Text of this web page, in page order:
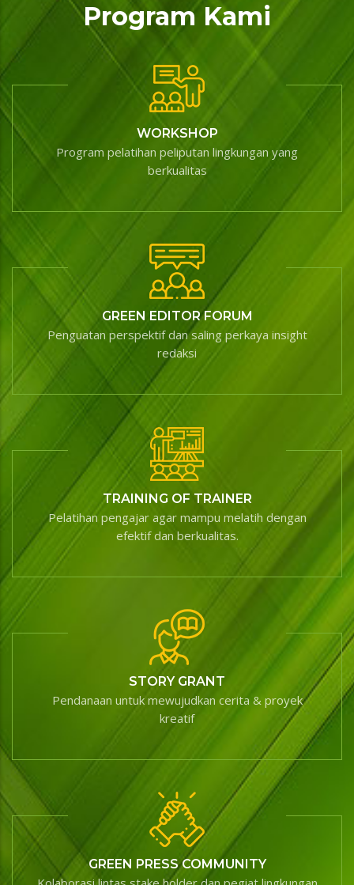
Program Kami
WORKSHOP
Program pelatihan peliputan lingkungan yang
berkualitas
GREEN EDITOR FORUM
Penguatan perspektif dan saling perkaya insight
redaksi
TRAINING OF TRAINER
Pelatihan pengajar agar mampu melatih dengan
efektif dan berkualitas.
STORY GRANT
Pendanaan untuk mewujudkan cerita & proyek
kreatif
GREEN PRESS COMMUNITY